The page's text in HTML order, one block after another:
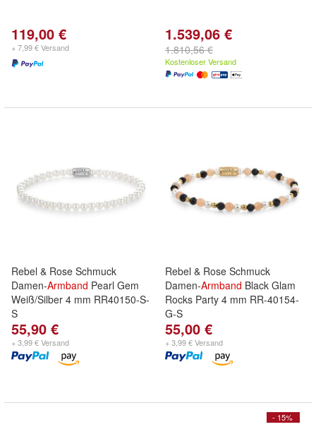
119,00 €
+ 7,99 € Versand
1.539,06 €
1.810,56 €
Kostenloser Versand
Rebel & Rose Schmuck
Damen-Armband Pearl Gem
Weiß/Silber 4 mm RR40150-S-
S
55,90 €
+ 3,99 € Versand
Rebel & Rose Schmuck
Damen-Armband Black Glam
Rocks Party 4 mm RR-40154-
G-S
55,00 €
+ 3,99 € Versand
- 15%